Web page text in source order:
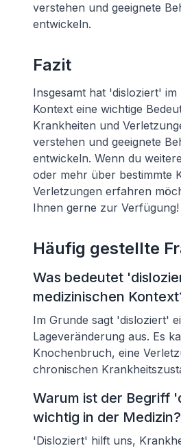
verstehen und geeignete
entwickeln.
Fazit
Insgesamt hat 'disloziert' im
Kontext eine wichtige
Krankheiten und
verstehen und geeignete
entwickeln. Wenn du
oder mehr über bestimmte
Verletzungen erfahren
Ihnen gerne zur Verfügung!
Häufig gestellte
Was bedeutet
medizinischen
Im Grunde sagt 'disloziert'
Lageveränderung aus. Es
Knochenbruch, eine
chronischen
Warum ist der Begriff
wichtig in der Medizin?
'Disloziert' hilft uns,